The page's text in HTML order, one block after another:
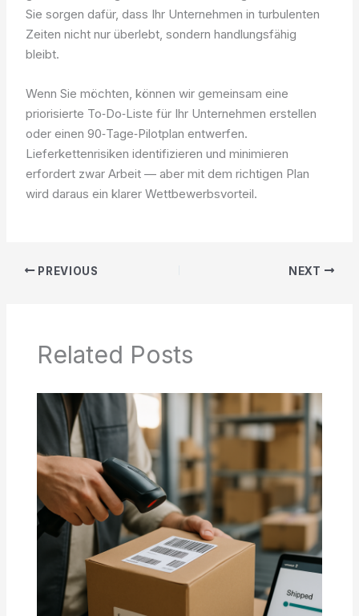
Sie sorgen dafür, dass Ihr Unternehmen in turbulenten
Zeiten nicht nur überlebt, sondern handlungsfähig
bleibt.
Wenn Sie möchten, können wir gemeinsam eine
priorisierte To‑Do‑Liste für Ihr Unternehmen erstellen
oder einen 90‑Tage‑Pilotplan entwerfen.
Lieferkettenrisiken identifizieren und minimieren
erfordert zwar Arbeit — aber mit dem richtigen Plan
wird daraus ein klarer Wettbewerbsvorteil.
PREVIOUS NEXT
Related Posts